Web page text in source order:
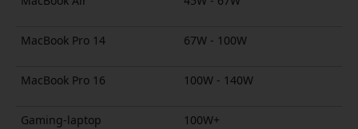
MacBook Pro 14 67W - 100W
MacBook Pro 16 100W - 140W
Gaming-laptop 100W+